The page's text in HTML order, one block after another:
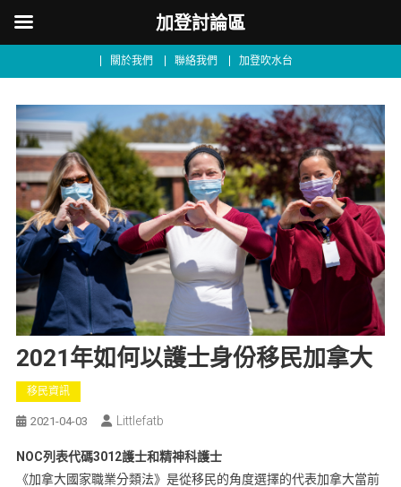
關於我們 聯絡我們 加登吹水台
2021年如何以護士身份移民加拿大
移民資訊
2021-04-03 Littlefatb
NOC列表代碼3012護士和精神科護士
《加拿大國家職業分類法》是從移民的角度選擇的代表加拿大當前
加登討論區